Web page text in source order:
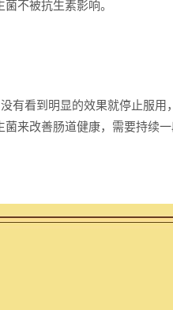
不被抗生素影响。
有看到明显的效果就停止服
来改善肠道健康，需要持续